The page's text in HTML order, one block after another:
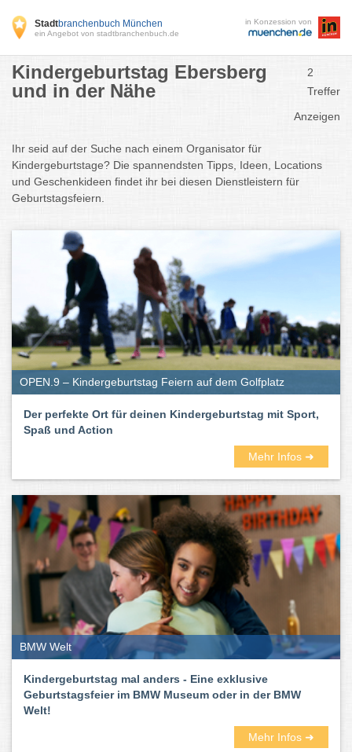
Stadtbranchenbuch München
ein Angebot von stadtbranchenbuch.de
in Konzession von
Kindergeburtstag Ebersberg
und in der Nähe
2
Treffer
Anzeigen
Ihr seid auf der Suche nach einem Organisator für
Kindergeburtstage? Die spannendsten Tipps, Ideen, Locations
und Geschenkideen findet ihr bei diesen Dienstleistern für
Geburtstagsfeiern.
OPEN.9 – Kindergeburtstag Feiern auf dem Golfplatz
Der perfekte Ort für deinen Kindergeburtstag mit Sport,
Spaß und Action
Mehr Infos ➜
BMW Welt
Kindergeburtstag mal anders - Eine exklusive
Geburtstagsfeier im BMW Museum oder in der BMW
Welt!
Mehr Infos ➜